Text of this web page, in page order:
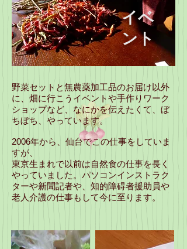
野菜セットと無農薬加工品のお届け以外
に、畑に行こうイベントや手作りワーク
ショップなど、なにかを伝えたくて、ぼ
ちぼち、やっています。
2006年から、仙台でこの仕事をしていま
すが、
東京生まれで以前は自然食の仕事を長く
やっていました。パソコンインストラク
ターや新聞記者や、知的障碍者援助員や
老人介護の仕事もして今に至ります。
イベ
ント